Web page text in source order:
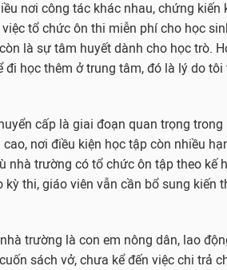
nơi công tác khác nhau, chứng
tổ chức ôn thi miễn phí cho học
là sự tâm huyết dành cho học trò.
đi học thêm ở trung tâm, đó là lý do
cấp là giai đoạn quan trọng
nơi điều kiện học tập còn nhiều
nhà trường có tổ chức ôn tập theo kế
thi, giáo viên vẫn cần bổ sung kiến
trường là con em nông dân, lao
sách vở, chưa kể đến việc chi trả